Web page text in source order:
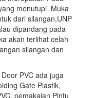
menutupi Muka
dari silangan,UNP
dipandang pada
akan terlihat celah
silangan dan
PVC ada juga
Gate Plastik,
pemakaian Pintu